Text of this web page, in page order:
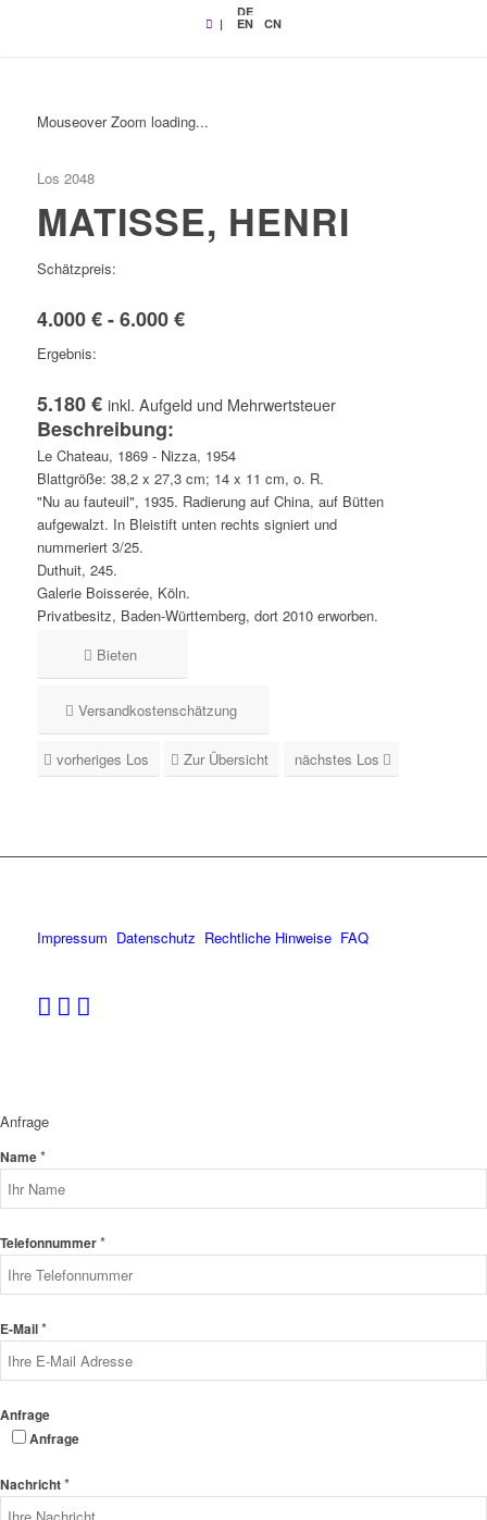
|
DE
EN CN
Mouseover Zoom loading...
Los 2048
MATISSE, HENRI
Schätzpreis:
4.000 € - 6.000 €
Ergebnis:
5.180 € inkl. Aufgeld und Mehrwertsteuer
Beschreibung:
Le Chateau, 1869 - Nizza, 1954
Blattgröße: 38,2 x 27,3 cm; 14 x 11 cm, o. R.
"Nu au fauteuil", 1935. Radierung auf China, auf Bütten
aufgewalzt. In Bleistift unten rechts signiert und
nummeriert 3/25.
Duthuit, 245.
Galerie Boisserée, Köln.
Privatbesitz, Baden-Württemberg, dort 2010 erworben.
Bieten
Versandkostenschätzung
vorheriges Los Zur Übersicht nächstes Los
Impressum Datenschutz Rechtliche Hinweise FAQ
Anfrage
Name*
Telefonnummer*
E-Mail*
Anfrage
Anfrage
Nachricht*